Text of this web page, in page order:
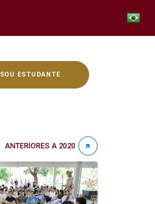
SOU ESTUDANTE
ANTERIORES A 2020